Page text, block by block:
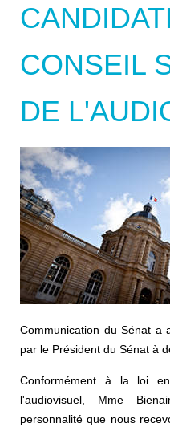
CONSEIL
DE
Communication du Sénat a
par le Président du Sénat à
Conformément à la loi
l'audiovisuel, Mme
personnalité que nous